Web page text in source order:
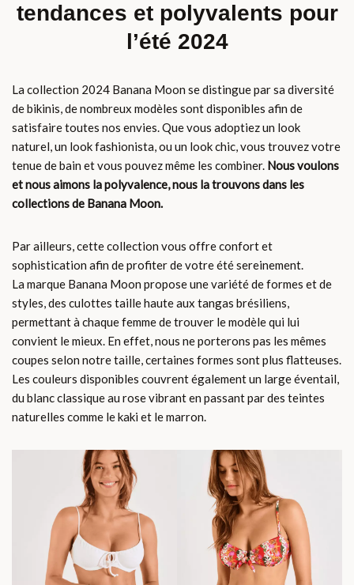
tendances et polyvalents pour
l’été 2024
La collection 2024 Banana Moon se distingue par sa diversité
de bikinis, de nombreux modèles sont disponibles afin de
satisfaire toutes nos envies. Que vous adoptiez un look
naturel, un look fashionista, ou un look chic, vous trouvez votre
tenue de bain et vous pouvez même les combiner. Nous voulons
et nous aimons la polyvalence, nous la trouvons dans les
collections de Banana Moon.
Par ailleurs, cette collection vous offre confort et
sophistication afin de profiter de votre été sereinement.
La marque Banana Moon propose une variété de formes et de
styles, des culottes taille haute aux tangas brésiliens,
permettant à chaque femme de trouver le modèle qui lui
convient le mieux. En effet, nous ne porterons pas les mêmes
coupes selon notre taille, certaines formes sont plus flatteuses.
Les couleurs disponibles couvrent également un large éventail,
du blanc classique au rose vibrant en passant par des teintes
naturelles comme le kaki et le marron.